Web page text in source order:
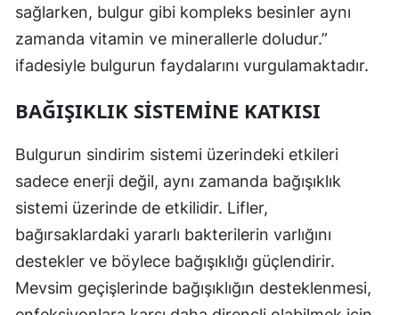
sağlarken, bulgur gibi kompleks besinler aynı
zamanda vitamin ve minerallerle doludur.”
ifadesiyle bulgurun faydalarını vurgulamaktadır.
BAĞIŞIKLIK SISTEMINE KATKISI
Bulgurun sindirim sistemi üzerindeki etkileri
sadece enerji değil, aynı zamanda bağışıklık
sistemi üzerinde de etkilidir. Lifler,
bağırsaklardaki yararlı bakterilerin varlığını
destekler ve böylece bağışıklığı güçlendirir.
Mevsim geçişlerinde bağışıklığın desteklenmesi,